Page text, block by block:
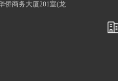
侨商务大厦201室(龙